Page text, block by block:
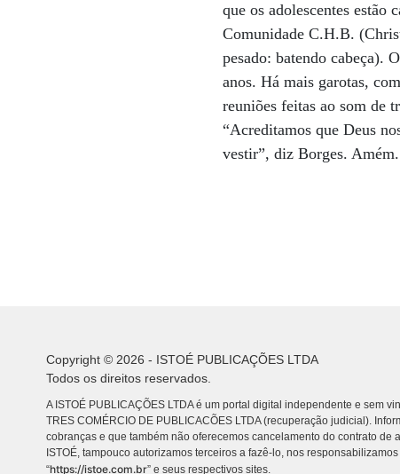
que os adolescentes estão
Comunidade C.H.B.
pesado: batendo cabeça).
anos. Há mais garotas,
reuniões feitas ao som de
“Acreditamos que Deus
vestir”, diz Borges. Amém.
Copyright © 2026 - ISTOÉ PUBLICAÇÕES LTDA
Todos os direitos reservados.
A ISTOÉ PUBLICAÇÕES LTDA é um portal digital independente e sem
TRES COMÉRCIO DE PUBLICACÕES LTDA (recuperação judicial).
cobranças e que também não oferecemos cancelamento do contrato de
ISTOÉ, tampouco autorizamos terceiros a fazê-lo, nos
“https://istoe.com.br” e seus respectivos sites.